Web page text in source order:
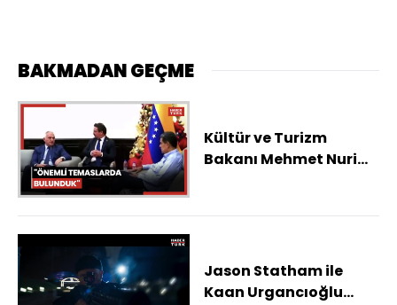
BAKMADAN GEÇME
Kültür ve Turizm
Bakanı Mehmet Nuri
Jason Statham ile
Kaan Urgancıoğlu